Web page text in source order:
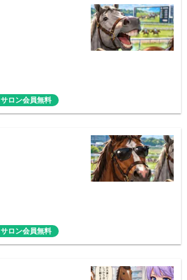
サロン会員無料
サロン会員無料